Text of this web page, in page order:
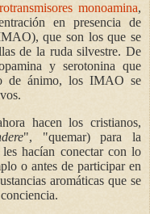
monoamina,
en presencia de
que son los que se
de la ruda silvestre. De
y serotonina que
de ánimo, los IMAO se
hacen los cristianos,
", "quemar) para la
hacían conectar con lo
o antes de participar en
aromáticas que se